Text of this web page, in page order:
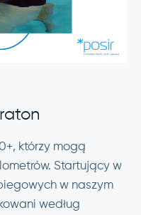
którzy mogą
Startujący w
w naszym
według